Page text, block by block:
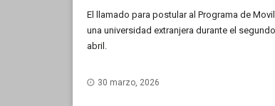
El llamado para postular al Programa de
una universidad extranjera durante el
abril.
30 marzo, 2026